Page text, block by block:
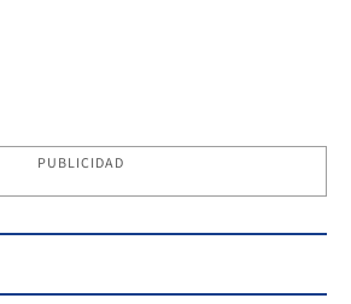
PUBLICIDAD